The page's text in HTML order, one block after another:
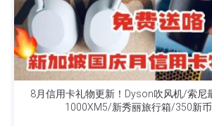
8月信用卡礼物更新！Dyson吹风机/索尼
1000XM5/新秀丽旅行箱/350新币